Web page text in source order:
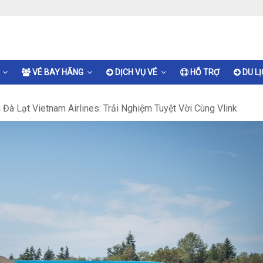
VÉ BAY HÃNG DỊCH VỤ VÉ HỖ TRỢ DU
Lạt Vietnam Airlines: Trải Nghiệm Tuyệt Vời Cùng Vlink